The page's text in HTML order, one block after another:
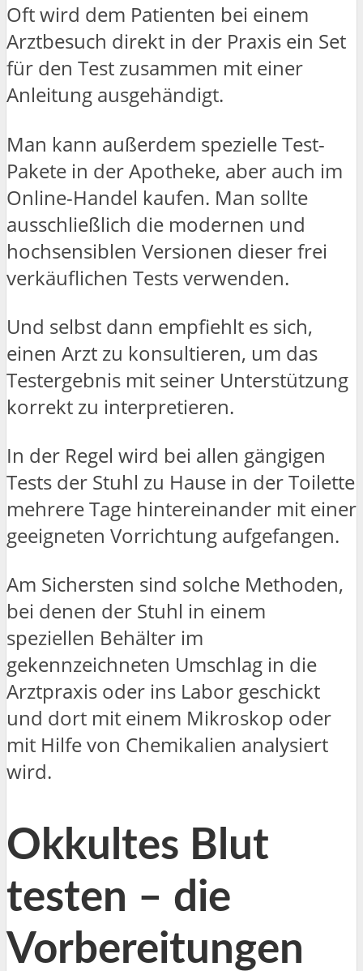
Oft wird dem Patienten bei einem
Arztbesuch direkt in der Praxis ein Set
für den Test zusammen mit einer
Anleitung ausgehändigt.
Man kann außerdem spezielle Test-
Pakete in der Apotheke, aber auch im
Online-Handel kaufen. Man sollte
ausschließlich die modernen und
hochsensiblen Versionen dieser frei
verkäuflichen Tests verwenden.
Und selbst dann empfiehlt es sich,
einen Arzt zu konsultieren, um das
Testergebnis mit seiner Unterstützung
korrekt zu interpretieren.
In der Regel wird bei allen gängigen
Tests der Stuhl zu Hause in der Toilette
mehrere Tage hintereinander mit einer
geeigneten Vorrichtung aufgefangen.
Am Sichersten sind solche Methoden,
bei denen der Stuhl in einem
speziellen Behälter im
gekennzeichneten Umschlag in die
Arztpraxis oder ins Labor geschickt
und dort mit einem Mikroskop oder
mit Hilfe von Chemikalien analysiert
wird.
Okkultes Blut
testen – die
Vorbereitungen